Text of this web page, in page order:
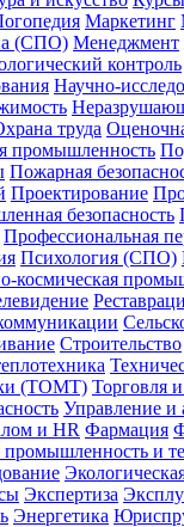
Маркетинг
(СПО) Менеджмент
контроль
Научно-
труда
промышленность
Пожарная
Проектирование
безопасность
Профессиональная
Психология (СПО)
космическая
Строительство
(ТОМТ) Торговля
Управление и
и HR Фармация
и
Экспертиза
Энергетика